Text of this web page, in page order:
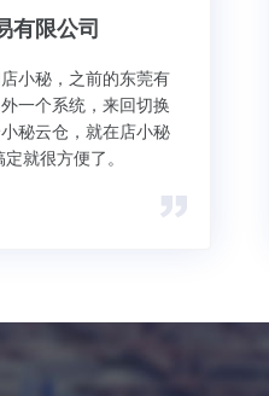
有限公司
小秘，之前的东莞有
一个系统，来回切换
秘云仓，就在店小秘
就很方便了。